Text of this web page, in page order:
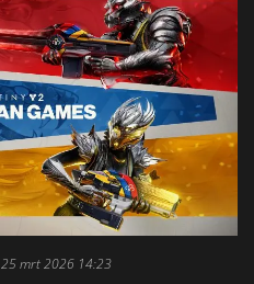
25 mrt 2026 14:23